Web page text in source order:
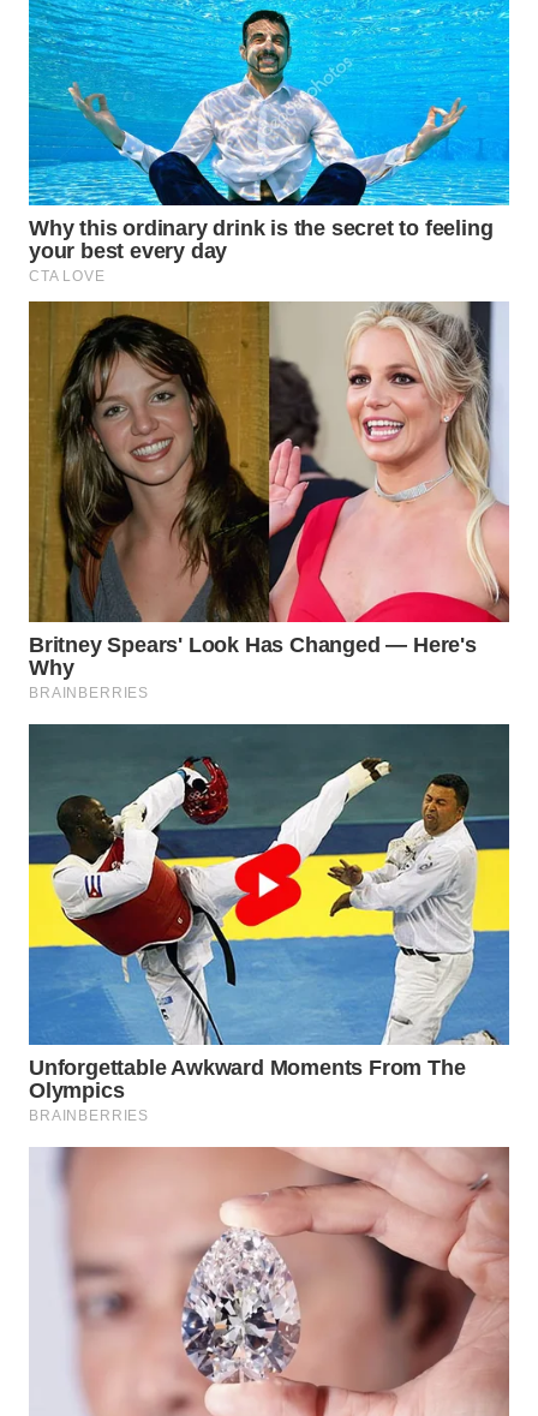
SERIBU
WN
TANGERANG
WN
BINJAI
WN
CIREBON
WN
INDRAMAYU
WN
KUNINGAN
WN
MAJALENGKA
WN
SUBANG
WN
SUKABUMI
WN
PURWAKARTA
WN
PRIANGAN
TIMUR
WN
SEMARANG
WN
SOLO
WN
MADURA